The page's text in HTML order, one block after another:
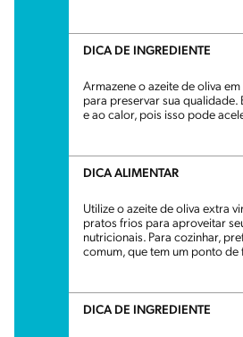
DICA DE INGREDIENTE
Armazene o azeite de oliva
para preservar sua qualidade.
e ao calor, pois isso pode
DICA ALIMENTAR
Utilize o azeite de oliva extra
pratos frios para aproveitar
nutricionais. Para cozinhar,
comum, que tem um ponto de
DICA DE INGREDIENTE